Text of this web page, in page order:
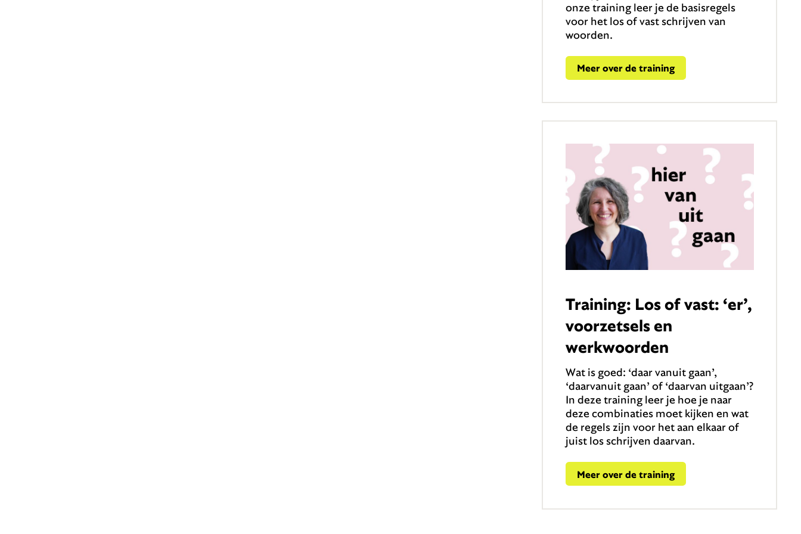
onze training leer je de basisregels
voor het los of vast schrijven van
woorden.
Meer over de training
Training: Los of vast: ‘er’,
voorzetsels en
werkwoorden
Wat is goed: ‘daar vanuit gaan’,
‘daarvanuit gaan’ of ‘daarvan uitgaan’?
In deze training leer je hoe je naar
deze combinaties moet kijken en wat
de regels zijn voor het aan elkaar of
juist los schrijven daarvan.
Meer over de training